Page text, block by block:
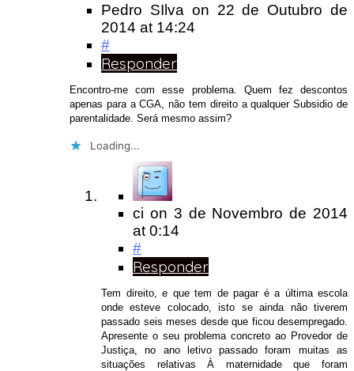
Pedro SIlva on 22 de Outubro de
2014 at 14:24
#
Responder
Encontro-me com esse problema. Quem fez descontos
apenas para a CGA, não tem direito a qualquer Subsidio de
parentalidade. Será mesmo assim?
Loading...
ci on 3 de Novembro de 2014
at 0:14
#
Responder
Tem direito, e que tem de pagar é a última escola
onde esteve colocado, isto se ainda não tiverem
passado seis meses desde que ficou desempregado.
Apresente o seu problema concreto ao Provedor de
Justiça, no ano letivo passado foram muitas as
situações relativas À maternidade que foram